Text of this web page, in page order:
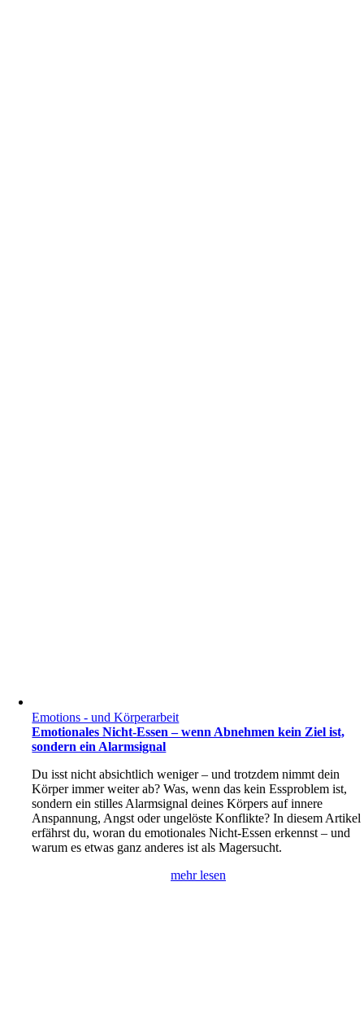
Emotions - und Körperarbeit
Emotionales Nicht-Essen – wenn Abnehmen kein Ziel ist,
sondern ein Alarmsignal
Du isst nicht absichtlich weniger – und trotzdem nimmt dein
Körper immer weiter ab? Was, wenn das kein Essproblem ist,
sondern ein stilles Alarmsignal deines Körpers auf innere
Anspannung, Angst oder ungelöste Konflikte? In diesem Artikel
erfährst du, woran du emotionales Nicht-Essen erkennst – und
warum es etwas ganz anderes ist als Magersucht.
mehr lesen